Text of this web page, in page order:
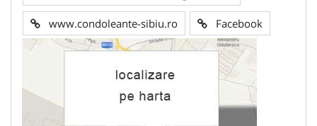
www.condoleante-sibiu.ro Facebook